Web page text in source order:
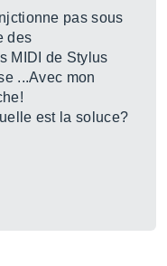
pas sous
des
MIDI de Stylus
...Avec mon
est la soluce?